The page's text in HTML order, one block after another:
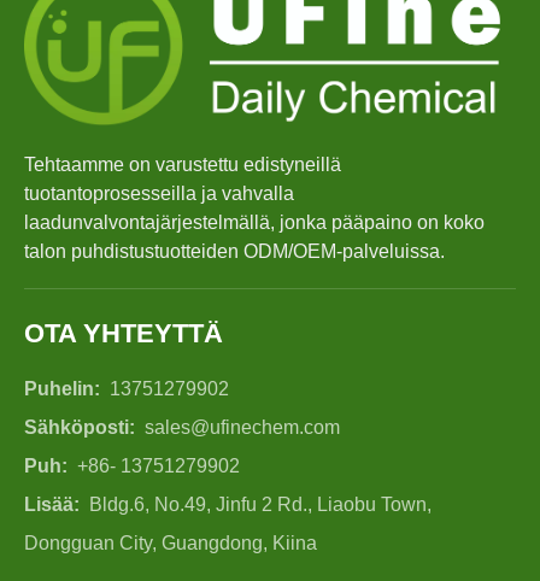
Lopullinen astianpesukoneen pesuaineiden opas: Pods vs. Tabletit vs. Jauhe
Tehtaamme on varustettu edistyneillä
tuotantoprosesseilla ja vahvalla
laadunvalvontajärjestelmällä, jonka pääpaino on koko
talon puhdistustuotteiden ODM/OEM-palveluissa.
OTA YHTEYTTÄ
Puhelin: 13751279902
Sähköposti: sales@ufinechem.com
Puh: +86- 13751279902
Lisää:
Bldg.6, No.49, Jinfu 2 Rd., Liaobu Town,
Dongguan City, Guangdong, Kiina